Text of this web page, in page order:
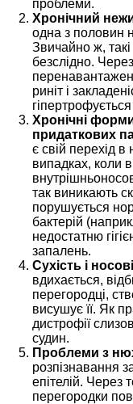
проблеми.
Хронічний
одна з половин
Звичайно ж,
безслідно.
риніт і
гіпертрофується
Хронічні
придаткових
є свій перехід в
випадках, коли
так виникають
порушується
бактерій
недостатню
запалень.
Сухість і
вдихається,
перегородці,
висушує її. Як
дистрофії
судин.
Проблеми з
розпізнавання
епітелій. Через
перегородки